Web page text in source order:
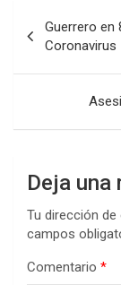
de
entradas
Guerrero en
Coronavirus
Deja una
Tu dirección
campos
Comentario *